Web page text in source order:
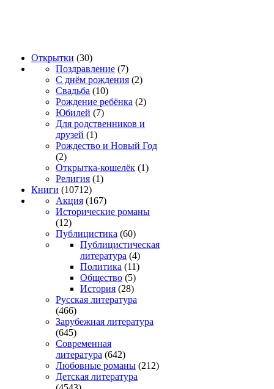
Открытки (30)
Поздравление (7)
С днём рождения (2)
Свадьба (10)
Рождение ребёнка (2)
Юбилей (7)
Для родственников и
друзей (1)
Рождество и Новый Год
(2)
Открытка-кошелёк (1)
Религия (1)
Книги (10712)
Акция (167)
Исторические романы
(12)
Публицистика (60)
Публицистическая
литература (4)
Политика (11)
Общество (5)
История (28)
Русская литература
(466)
Зарубежная литература
(645)
Современная
литература (642)
Любовные романы (212)
Детская литература